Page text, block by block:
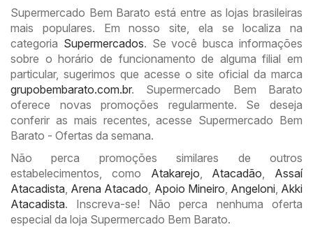
Supermercado Bem Barato está entre as lojas brasileiras
mais populares. Em nosso site, ela se localiza na
categoria Supermercados. Se você busca informações
sobre o horário de funcionamento de alguma filial em
particular, sugerimos que acesse o site oficial da marca
grupobembarato.com.br. Supermercado Bem Barato
oferece novas promoções regularmente. Se deseja
conferir as mais recentes, acesse Supermercado Bem
Barato - Ofertas da semana.
Não perca promoções similares de outros
estabelecimentos, como Atakarejo Atacadão
Assaí
Atacadista Arena Atacado Apoio Mineiro Angeloni, Akki
Atacadista. Inscreva-se! Não perca nenhuma oferta
especial da loja Supermercado Bem Barato.